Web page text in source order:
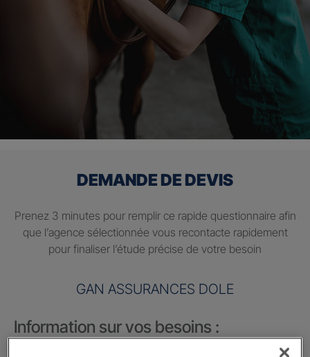
DEMANDE DE DEVIS
Prenez 3 minutes pour remplir ce rapide questionnaire afin
que l’agence sélectionnée vous recontacte rapidement
pour finaliser l’étude précise de votre besoin
GAN ASSURANCES DOLE
Information sur vos besoins :